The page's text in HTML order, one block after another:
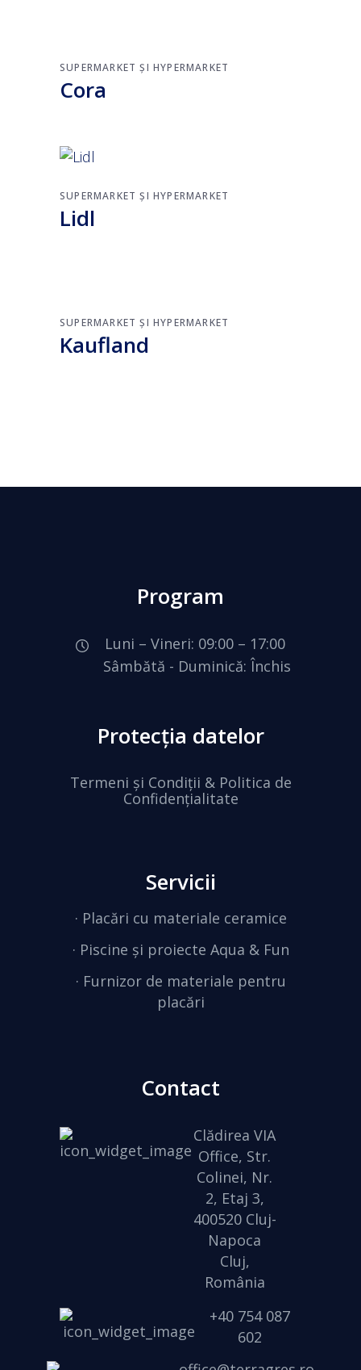
SUPERMARKET ȘI HYPERMARKET
Cora
SUPERMARKET ȘI HYPERMARKET
Lidl
SUPERMARKET ȘI HYPERMARKET
Kaufland
Program
Luni – Vineri: 09:00 – 17:00
Sâmbătă - Duminică: Închis
Protecția datelor
Termeni și Condiții & Politica de
Confidențialitate
Servicii
· Placări cu materiale ceramice
· Piscine și proiecte Aqua & Fun
· Furnizor de materiale pentru
placări
Contact
Clădirea VIA
Office, Str.
Colinei, Nr.
2, Etaj 3,
400520 Cluj-
Napoca
Cluj,
România
+40 754 087
602